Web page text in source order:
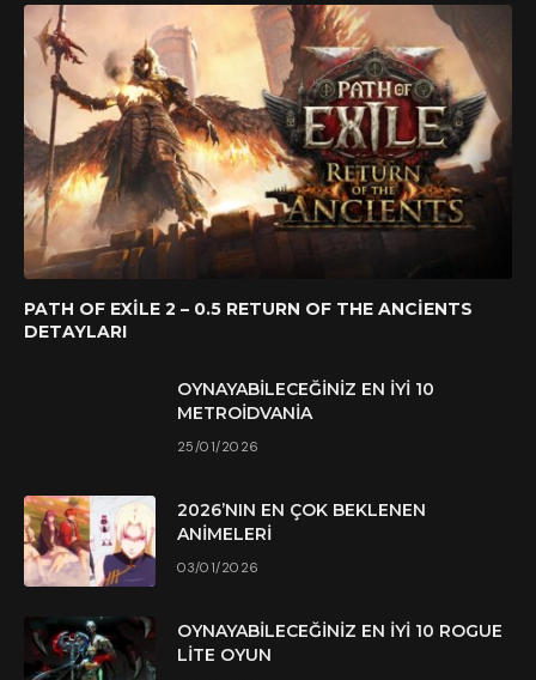
PATH OF EXILE 2 – 0.5 RETURN OF THE ANCIENTS
DETAYLARI
OYNAYABILECEĞINIZ EN İYI 10
METROIDVANIA
25/01/2026
2026’NIN EN ÇOK BEKLENEN
ANIMELERI
03/01/2026
OYNAYABILECEĞINIZ EN İYI 10 ROGUE
LITE OYUN